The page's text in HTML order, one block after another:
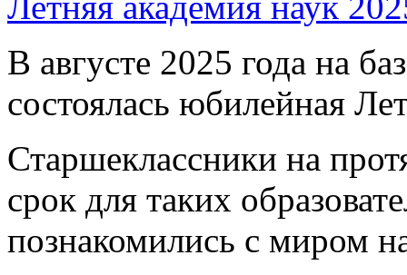
В августе 2025 года на
состоялась юбилейная
Старшеклассники на
срок для таких
познакомились с миром